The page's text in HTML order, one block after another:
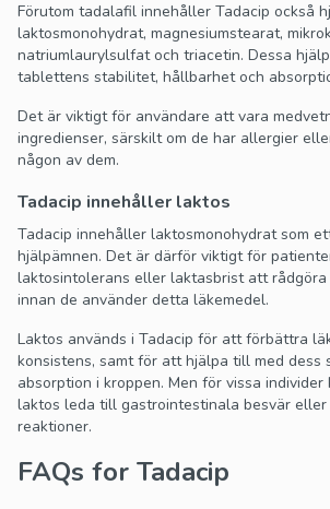
Förutom tadalafil innehåller Tadacip också
laktosmonohydrat, magnesiumstearat,
natriumlaurylsulfat och triacetin. Dessa
tablettens stabilitet, hållbarhet och
Det är viktigt för användare att vara
ingredienser, särskilt om de har allergier
någon av dem.
Tadacip innehåller laktos
Tadacip innehåller laktosmonohydrat som
hjälpämnen. Det är därför viktigt för
laktosintolerans eller laktasbrist att rådgöra
innan de använder detta läkemedel.
Laktos används i Tadacip för att förbättra
konsistens, samt för att hjälpa till med dess
absorption i kroppen. Men för vissa
laktos leda till gastrointestinala besvär eller
reaktioner.
FAQs for Tadacip